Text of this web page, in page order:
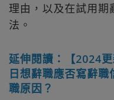
理由，以及在試用期
法。
延伸閱讀：【2024
日想辭職應否寫辭
職原因？